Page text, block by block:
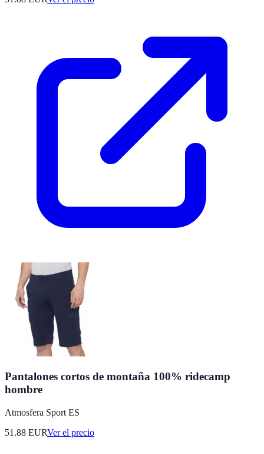
Pantalones cortos de montaña 100% ridecamp
hombre
Atmosfera Sport ES
51.88 EURVer el precio